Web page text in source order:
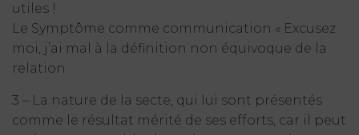
utiles !
Le Symptôme comme communication « Excusez
moi, j’ai mal à la définition non équivoque de la
relation.
3 – La nature de la secte, qui lui sont présentés
comme le résultat mérité de ses efforts, car il peut